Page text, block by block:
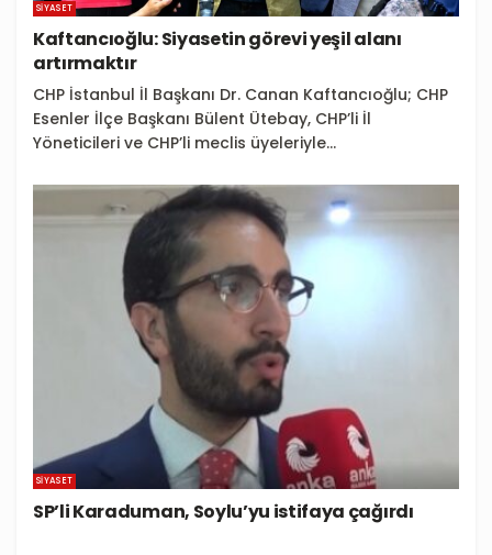
SIYASET
Kaftancıoğlu: Siyasetin görevi yeşil alanı
artırmaktır
CHP İstanbul İl Başkanı Dr. Canan Kaftancıoğlu; CHP
Esenler İlçe Başkanı Bülent Ütebay, CHP’li İl
Yöneticileri ve CHP’li meclis üyeleriyle...
SIYASET
SP’li Karaduman, Soylu’yu istifaya çağırdı